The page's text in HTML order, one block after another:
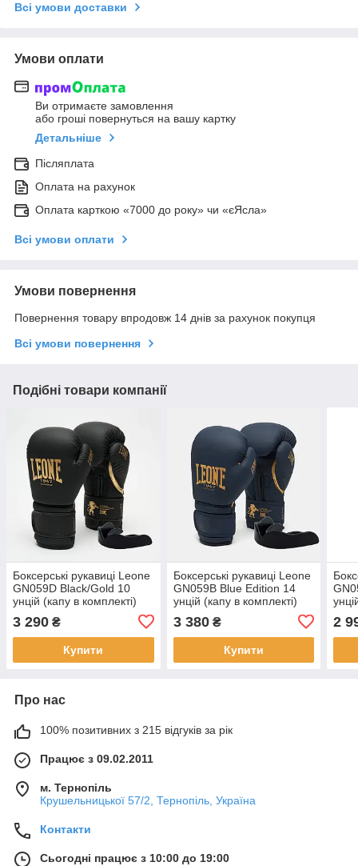
Всі умови доставки
Умови оплати
Ви отримаєте замовлення
або гроші повернуться на вашу картку
Детальніше
Післяплата
Оплата на рахунок
Оплата карткою «7000 до року» чи «єЯсла»
Всі умови оплати
Умови повернення
Повернення товару впродовж 14 днів за рахунок покупця
Всі умови повернення
Подібні товари компанії
Боксерські рукавиці Leone
GN059D Black/Gold 10
унцій (капу в комплекті)
3 290 ₴
Купити
Боксерські рукавиці Leone
GN059B Blue Edition 14
унцій (капу в комплекті)
3 380₴
Купити
2
Про нас
100% позитивних з 215 відгуків за рік
Працює з 09.02.2011
м. Тернопіль
Крушельницької 57/2, Тернопіль, Україна
Контакти
Сьогодні працює з 10:00 до 19:00